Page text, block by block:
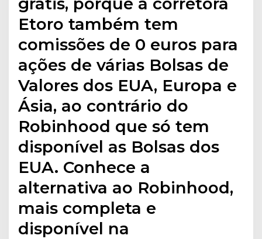
Etoro também tem
comissões de 0 euros para
ações de várias Bolsas de
Valores dos EUA, Europa e
Ásia, ao contrário do
Robinhood que só tem
disponível as Bolsas dos
EUA. Conhece a
alternativa ao Robinhood,
mais completa e
disponível na